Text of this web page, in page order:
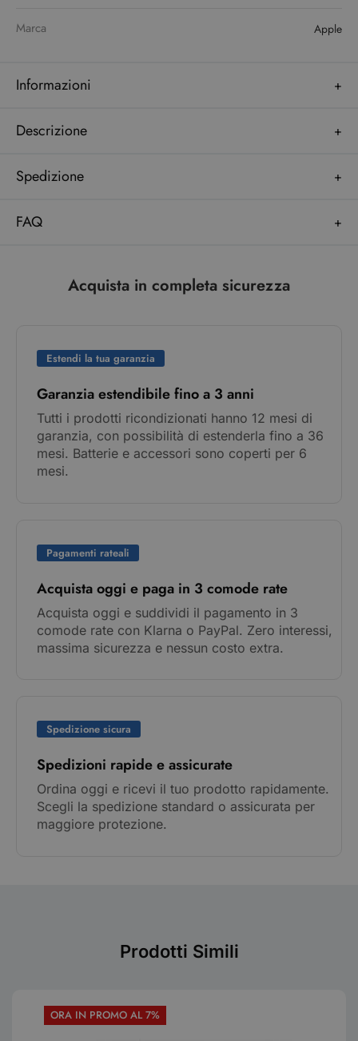
Informazioni
Descrizione
Spedizione
FAQ
Marca Apple
Acquista in completa sicurezza
Estendi la tua garanzia
Garanzia estendibile fino a 3 anni
Tutti i prodotti ricondizionati hanno 12 mesi di
garanzia, con possibilità di estenderla fino a 36
mesi. Batterie e accessori sono coperti per 6
mesi.
Pagamenti rateali
Acquista oggi e paga in 3 comode rate
Acquista oggi e suddividi il pagamento in 3
comode rate con Klarna o PayPal. Zero interessi,
massima sicurezza e nessun costo extra.
Spedizione sicura
Spedizioni rapide e assicurate
Ordina oggi e ricevi il tuo prodotto rapidamente.
Scegli la spedizione standard o assicurata per
maggiore protezione.
Prodotti Simili
ORA IN PROMO AL 7%